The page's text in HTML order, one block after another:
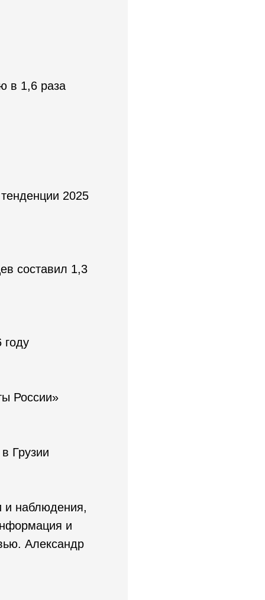
в 1,6 раза
2025
составил 1,3
году
России»
Грузии
наблюдения,
и
Александр